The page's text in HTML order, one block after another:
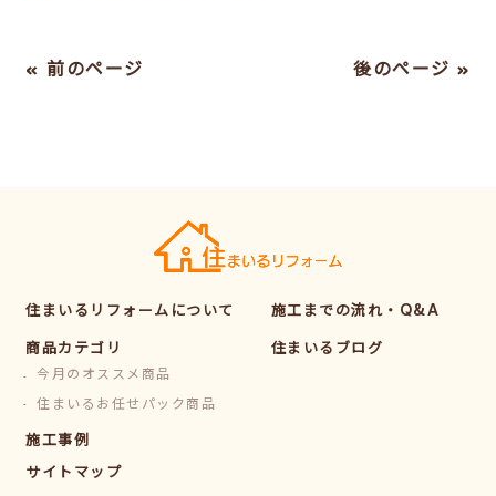
« 前のページ 後のページ »
住まいるリフォームについて
商品カテゴリ
今月のオススメ商品
住まいるお任せパック商品
施工事例
施工までの流れ・Q&A
住まいるブログ
サイトマップ